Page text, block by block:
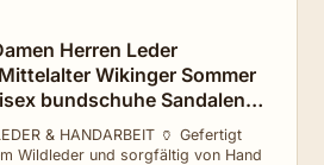
Herren Leder
Wikinger Sommer
bundschuhe Sandalen
EU Schuhgrößensystem,
Numerisch, M, 39)
& HANDARBEIT 🏺 Gefertigt
Wildleder und sorgfältig von Hand